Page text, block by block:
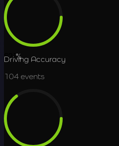
62.1%
Driving Accuracy
104 events